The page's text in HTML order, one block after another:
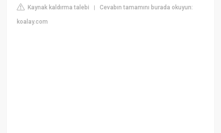
Kaynak kaldırma talebi |Cevabın tamamını burada okuyun:
koalay.com